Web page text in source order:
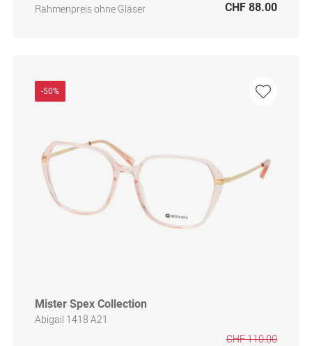
Rahmenpreis ohne Gläser
CHF 88.00
-50%
Mister Spex Collection
Abigail 1418 A21
CHF 110.00